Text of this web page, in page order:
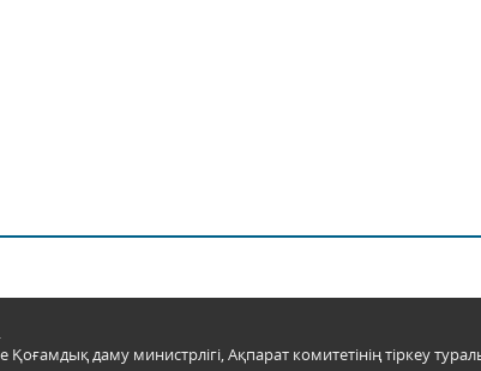
даму министрлігі, Ақпарат комитетінің тіркеу